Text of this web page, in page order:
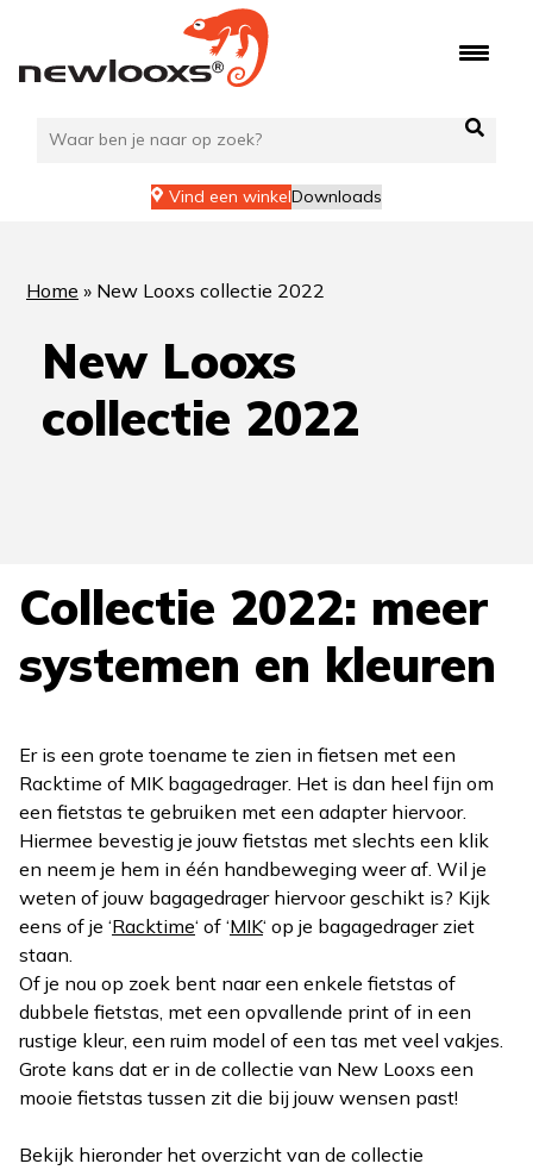
de
Vind een winkelDownloads
Home » New Looxs collectie 2022
New Looxs
collectie 2022
Collectie 2022: meer
systemen en kleuren
Er is een grote toename te zien in fietsen met een
Racktime of MIK bagagedrager. Het is dan heel fijn om
een fietstas te gebruiken met een adapter hiervoor.
Hiermee bevestig je jouw fietstas met slechts een klik
en neem je hem in één handbeweging weer af. Wil je
weten of jouw bagagedrager hiervoor geschikt is? Kijk
eens of je ‘Racktime‘ of ‘MIK‘ op je bagagedrager ziet
staan.
Of je nou op zoek bent naar een enkele fietstas of
dubbele fietstas, met een opvallende print of in een
rustige kleur, een ruim model of een tas met veel vakjes.
Grote kans dat er in de collectie van New Looxs een
mooie fietstas tussen zit die bij jouw wensen past!
Bekijk hieronder het overzicht van de collectie